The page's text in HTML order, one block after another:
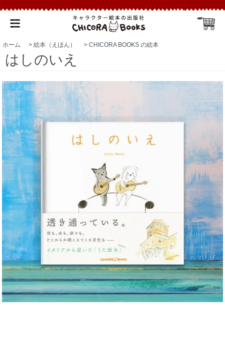
ホーム > 絵本（えほん） > CHICORA BOOKS の絵本
はしのいえ